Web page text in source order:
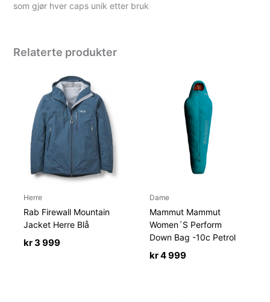
som gjør hver caps unik etter bruk
Relaterte produkter
Herre
Rab Firewall Mountain
Jacket Herre Blå
kr3 999
Dame
Mammut Mammut
Women´S Perform
Down Bag -10c Petrol
kr4 999